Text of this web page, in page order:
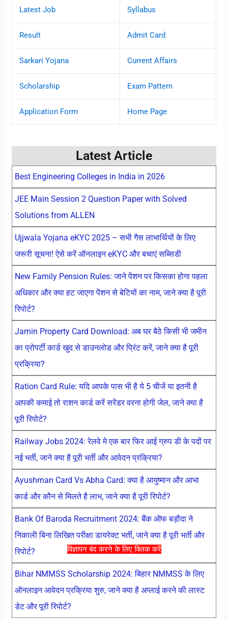
विज्ञापन बंद करने के लिए क्लिक करें
Latest Job Syllabus
Result Admit Card
Sarkari Yojana Current Affairs
Scholarship Exam Pattern
Application Form Home Page
Latest Article
Best Engineering Colleges in India in 2026
JEE Main Session 2 Question Paper with Solved
Solutions from ALLEN
Ujjwala Yojana eKYC 2025 – सभी गैस लाभार्थियों के लिए
जरूरी सूचना! ऐसे करें ऑनलाइन eKYC और बचाएं सब्सिडी
New Family Pension Rules: जाने पेंशन पर किसका होगा पहला
अधिकार और क्या हट जाएगा पेंशन से बेटियों का नाम, जाने क्या है पूरी
रिपोर्ट?
Jamin Property Card Download: अब घर बैठे किसी भी जमीन
का प्रोपर्टी कार्ड खुद से डाउनलोड और प्रिंट करें, जाने क्या है पूरी
प्रक्रिया?
Ration Card Rule: यदि आपके पास भी है ये 5 चीजें या इतनी है
आपकी कमाई तो राशन कार्ड करें सरेंडर वरना होगी जेल, जाने क्या है
पूरी रिपोर्ट?
Railway Jobs 2024: रेलवे मे एक बार फिर आई ग्रुप डी के पदों पर
नई भर्ती, जाने क्या है पूरी भर्ती और आवेदन प्रक्रिया?
Ayushman Card Vs Abha Card: क्या है आयुष्मान और आभा
कार्ड और कौन से मिलते है लाभ, जाने क्या है पूरी रिपोर्ट?
Bank Of Baroda Recruitment 2024: बैंक ऑफ बड़ौदा ने
निकाली बिना लिखित परीक्षा डायरेक्ट भर्ती, जाने क्या है पूरी भर्ती और
रिपोर्ट?
Bihar NMMSS Scholarship 2024: बिहार NMMSS के लिए
ऑनलाइन आवेदन प्रक्रिया शुरु, जाने क्या है अप्लाई करने की लास्ट
डेट और पूरी रिपोर्ट?